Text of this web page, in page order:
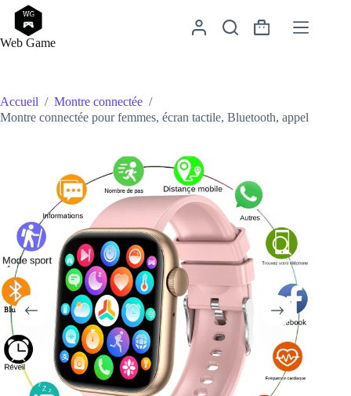
Passer
contenu
Web Game
Panier
Accueil / Montre connectée /
Montre connectée pour femmes, écran tactile, Bluetooth, appel